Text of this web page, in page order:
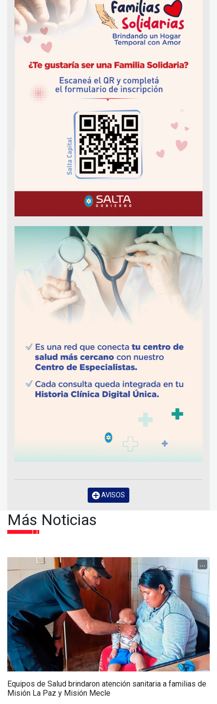
AVISOS
Más Noticias
...
Equipos de Salud brindaron atención sanitaria a familias de
Misión La Paz y Misión Mecle